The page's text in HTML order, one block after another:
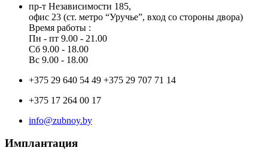
пр-т Независимости 185,
офис 23 (ст. метро “Уручье”, вход со стороны двора)
Время работы :
Пн - пт 9.00 - 21.00
Сб 9.00 - 18.00
Вс 9.00 - 18.00
+375 29 640 54 49 +375 29 707 71 14
+375 17 264 00 17
info@zubnoy.by
Имплантация